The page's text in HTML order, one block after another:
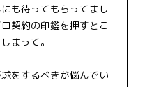
も待ってもらってまし
契約の印鑑を押すとこ
まって。
をするべきが悩んでい